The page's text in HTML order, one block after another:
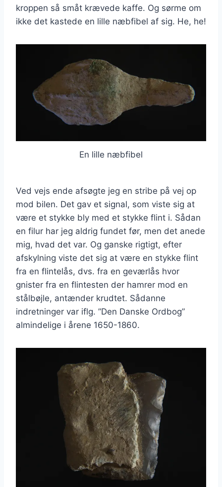
kroppen så småt krævede kaffe. Og sørme om
ikke det kastede en lille næbfibel af sig. He, he!
En lille næbfibel
Ved vejs ende afsøgte jeg en stribe på vej op
mod bilen. Det gav et signal, som viste sig at
være et stykke bly med et stykke flint i. Sådan
en filur har jeg aldrig fundet før, men det anede
mig, hvad det var. Og ganske rigtigt, efter
afskylning viste det sig at være en stykke flint
fra en flintelås, dvs. fra en geværlås hvor
gnister fra en flintesten der hamrer mod en
stålbøjle, antænder krudtet. Sådanne
indretninger var iflg. ”Den Danske Ordbog”
almindelige i årene 1650-1860.